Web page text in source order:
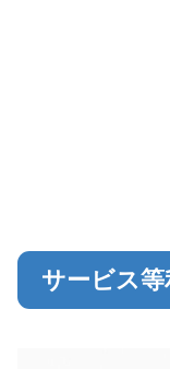
サービス